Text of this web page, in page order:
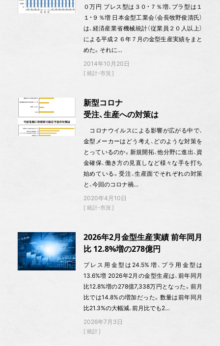
０万円 プレス型は３０・７％増、プラ型は１
１・９％増 日本金型工業会（会長牧野俊清氏）
は、経済産業省機械統計（従業員２０人以上）
による平成２６年７月の金型生産実績をまと
めた。それに…
2014年10月20日
統計・市況
新型コロナ
受注、生産への対策は
コロナウイルスによる影響が広がる中で、
金型メーカーはどう考え、どのような対策を
とっているのか。新規開拓、他分野に進出、資
金確保、働き方の見直しなど様々な手を打ち
始めている。受注、生産面でそれぞれの対策
と、今回のコロナ禍…
2020年4月10日
統計・市況
2026年2月金型生産実績 前年同月
比 12.8%増の278億円
プレス用金型は24.5%増、プラ用金型は
13.6%増 2026年2月の金型生産は、前年同月
比12.8%増の278億7,338万円となった。前月
比では14.8%の増加だった。数量は前年同月
比21.3%の大幅減、前月比でも2…
2026年7月3日
統計